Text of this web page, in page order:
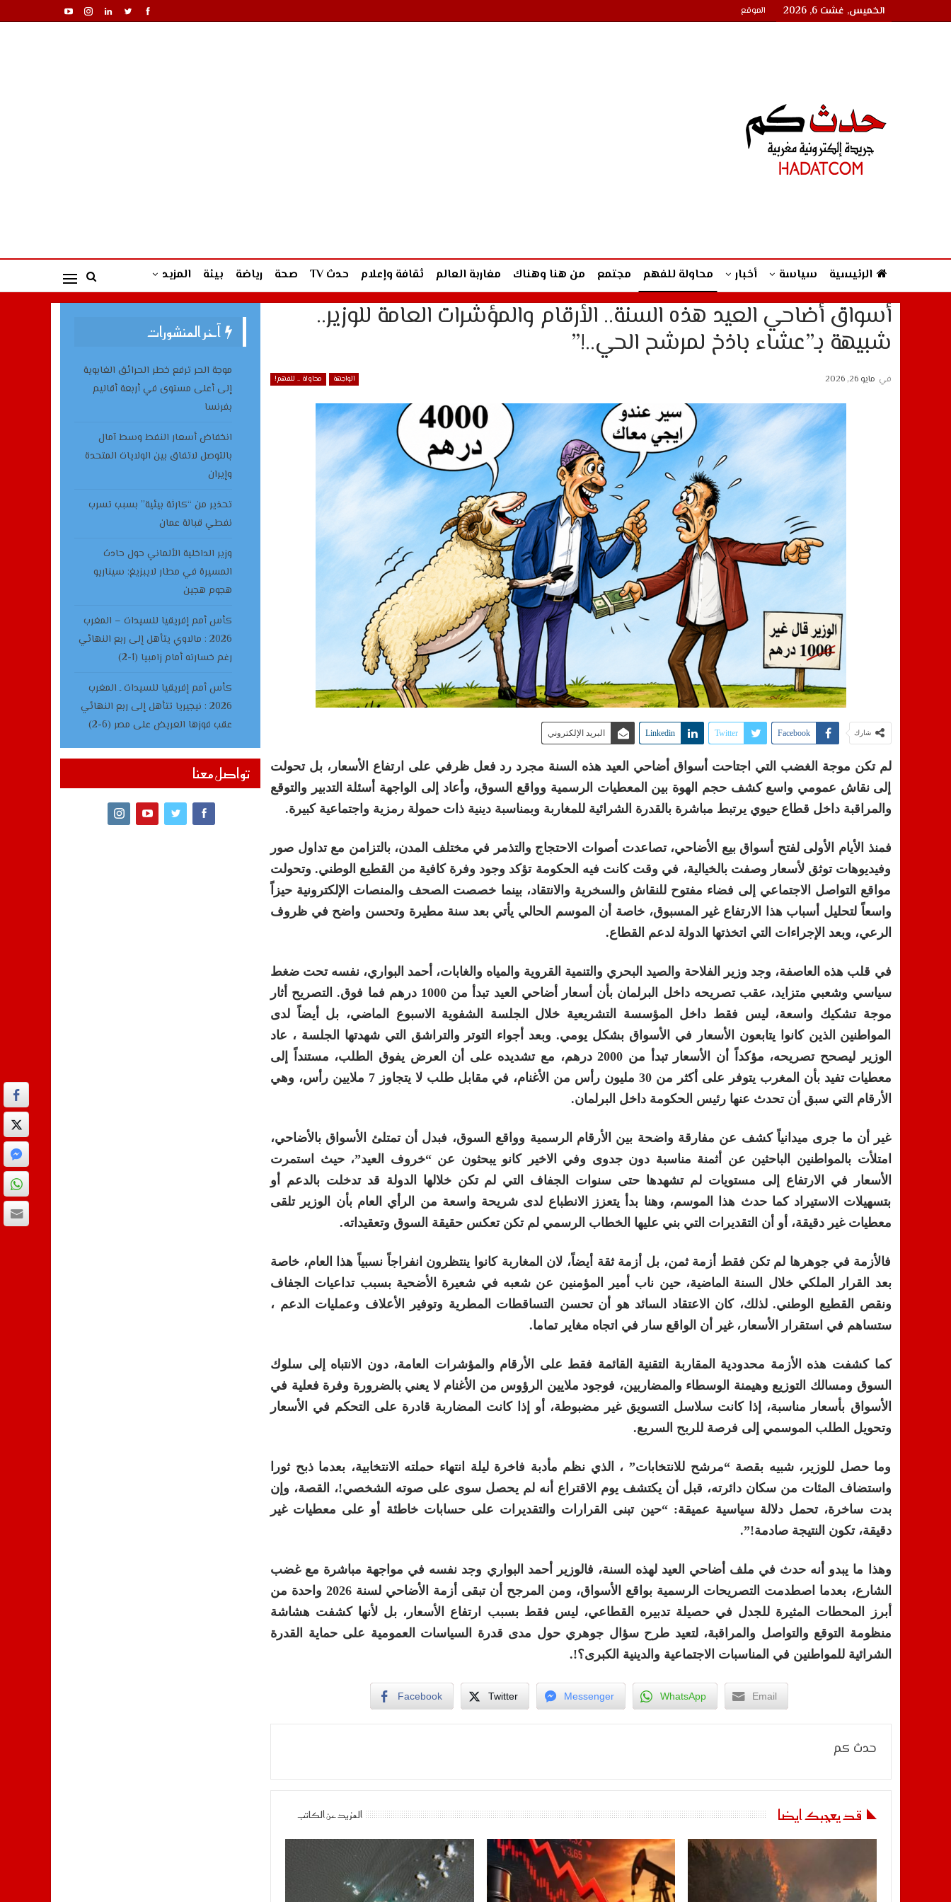
الخميس, غشت 6, 2026 الموقع
الرئيسية سياسة أخبار محاولة للفهم مجتمع من هنا وهناك مغاربة العالم ثقافة وإعلام حدث TV صحة رياضة بيئة المزيد
أسواق أضاحي العيد هذه السنة.. الأرقام والمؤشرات العامة للوزير..
شبيهة بـ”عشاء باذخ لمرشح الحي..!”
الواجهة محاولة .. للفهم! في مايو 26, 2026
شارك Facebook
Twitter
Linkedin البريد الإلكتروني
لم تكن موجة الغضب التي اجتاحت أسواق أضاحي العيد هذه السنة مجرد رد فعل ظرفي على ارتفاع الأسعار، بل تحولت
إلى نقاش عمومي واسع كشف حجم الهوة بين المعطيات الرسمية وواقع السوق، وأعاد إلى الواجهة أسئلة التدبير والتوقع
والمراقبة داخل قطاع حيوي يرتبط مباشرة بالقدرة الشرائية للمغاربة وبمناسبة دينية ذات حمولة رمزية واجتماعية كبيرة.
فمنذ الأيام الأولى لفتح أسواق بيع الأضاحي، تصاعدت أصوات الاحتجاج والتذمر في مختلف المدن، بالتزامن مع تداول صور
وفيديوهات توثق لأسعار وصفت بالخيالية، في وقت كانت فيه الحكومة تؤكد وجود وفرة كافية من القطيع الوطني. وتحولت
مواقع التواصل الاجتماعي إلى فضاء مفتوح للنقاش والسخرية والانتقاد، بينما خصصت الصحف والمنصات الإلكترونية حيزاً
واسعاً لتحليل أسباب هذا الارتفاع غير المسبوق، خاصة أن الموسم الحالي يأتي بعد سنة مطيرة وتحسن واضح في ظروف
الرعي، وبعد الإجراءات التي اتخذتها الدولة لدعم القطاع.
في قلب هذه العاصفة، وجد وزير الفلاحة والصيد البحري والتنمية القروية والمياه والغابات، أحمد البواري، نفسه تحت ضغط
سياسي وشعبي متزايد، عقب تصريحه داخل البرلمان بأن أسعار أضاحي العيد تبدأ من 1000 درهم فما فوق. التصريح أثار
موجة تشكيك واسعة، ليس فقط داخل المؤسسة التشريعية خلال الجلسة الشفوية الاسبوع الماضي، بل أيضاً لدى
المواطنين الذين كانوا يتابعون الأسعار في الأسواق بشكل يومي. وبعد أجواء التوتر والتراشق التي شهدتها الجلسة ، عاد
الوزير ليصحح تصريحه، مؤكداً أن الأسعار تبدأ من 2000 درهم، مع تشديده على أن العرض يفوق الطلب، مستنداً إلى
معطيات تفيد بأن المغرب يتوفر على أكثر من 30 مليون رأس من الأغنام، في مقابل طلب لا يتجاوز 7 ملايين رأس، وهي
الأرقام التي سبق أن تحدث عنها رئيس الحكومة داخل البرلمان.
غير أن ما جرى ميدانياً كشف عن مفارقة واضحة بين الأرقام الرسمية وواقع السوق، فبدل أن تمتلئ الأسواق بالأضاحي،
امتلأت بالمواطنين الباحثين عن أثمنة مناسبة دون جدوى وفي الاخير كانو يبحثون عن “خروف العيد”، حيث استمرت
الأسعار في الارتفاع إلى مستويات لم تشهدها حتى سنوات الجفاف التي لم تكن خلالها الدولة قد تدخلت بالدعم أو
بتسهيلات الاستيراد كما حدث هذا الموسم، وهنا بدأ يتعزز الانطباع لدى شريحة واسعة من الرأي العام بأن الوزير تلقى
معطيات غير دقيقة، أو أن التقديرات التي بني عليها الخطاب الرسمي لم تكن تعكس حقيقة السوق وتعقيداته.
فالأزمة في جوهرها لم تكن فقط أزمة ثمن، بل أزمة ثقة أيضاً، لان المغاربة كانوا ينتظرون انفراجاً نسبياً هذا العام، خاصة
بعد القرار الملكي خلال السنة الماضية، حين ناب أمير المؤمنين عن شعبه في شعيرة الأضحية بسبب تداعيات الجفاف
ونقص القطيع الوطني. لذلك، كان الاعتقاد السائد هو أن تحسن التساقطات المطرية وتوفير الأعلاف وعمليات الدعم ،
ستساهم في استقرار الأسعار، غير أن الواقع سار في اتجاه مغاير تماما.
كما كشفت هذه الأزمة محدودية المقاربة التقنية القائمة فقط على الأرقام والمؤشرات العامة، دون الانتباه إلى سلوك
السوق ومسالك التوزيع وهيمنة الوسطاء والمضاربين، فوجود ملايين الرؤوس من الأغنام لا يعني بالضرورة وفرة فعلية في
الأسواق بأسعار مناسبة، إذا كانت سلاسل التسويق غير مضبوطة، أو إذا كانت المضاربة قادرة على التحكم في الأسعار
وتحويل الطلب الموسمي إلى فرصة للربح السريع.
وما حصل للوزير، شبيه بقصة “مرشح للانتخابات” ، الذي نظم مأدبة فاخرة ليلة انتهاء حملته الانتخابية، بعدما ذبح ثورا
واستضاف المئات من سكان دائرته، قبل أن يكتشف يوم الاقتراع أنه لم يحصل سوى على صوته الشخصي!، القصة، وإن
بدت ساخرة، تحمل دلالة سياسية عميقة: “حين تبنى القرارات والتقديرات على حسابات خاطئة أو على معطيات غير
دقيقة، تكون النتيجة صادمة!”.
وهذا ما يبدو أنه حدث في ملف أضاحي العيد لهذه السنة، فالوزير أحمد البواري وجد نفسه في مواجهة مباشرة مع غضب
الشارع، بعدما اصطدمت التصريحات الرسمية بواقع الأسواق، ومن المرجح أن تبقى أزمة الأضاحي لسنة 2026 واحدة من
أبرز المحطات المثيرة للجدل في حصيلة تدبيره القطاعي، ليس فقط بسبب ارتفاع الأسعار، بل لأنها كشفت هشاشة
منظومة التوقع والتواصل والمراقبة، لتعيد طرح سؤال جوهري حول مدى قدرة السياسات العمومية على حماية القدرة
الشرائية للمواطنين في المناسبات الاجتماعية والدينية الكبرى؟!.
Facebook Twitter Messenger WhatsApp Email
حدث كم
قد يعجبك ايضا المزيد عن الكاتب
آخر المنشورات
موجة الحر ترفع خطر الحرائق الغابوية
إلى أعلى مستوى في أربعة أقاليم
بفرنسا
انخفاض أسعار النفط وسط آمال
بالتوصل لاتفاق بين الولايات المتحدة
وإيران
تحذير من “كارثة بيئية” بسبب تسرب
نفطي قبالة عمان
وزير الداخلية الألماني حول حادث
المسيرة في مطار لايبزيغ: سيناريو
هجوم هجين
كأس أمم إفريقيا للسيدات – المغرب
2026 : مالاوي يتأهل إلى ربع النهائي
رغم خسارته أمام زامبيا (1-2)
كأس أمم إفريقيا للسيدات ـ المغرب
2026 : نيجيريا تتأهل إلى ربع النهائي
عقب فوزها العريض على مصر (6-2)
تواصل معنا